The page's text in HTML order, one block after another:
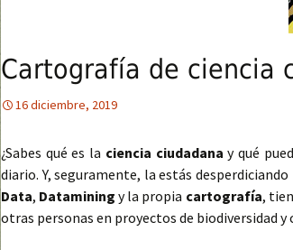
Cartografía de ciencia
16 diciembre, 2019
¿Sabes qué es la ciencia ciudadana y qué
diario. Y, seguramente, la estás
Data, Datamining y la propia cartografía,
otras personas en proyectos de biodiversidad y